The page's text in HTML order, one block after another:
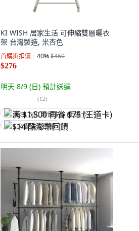
KI WISH 居家生活 可伸縮雙層曬衣
架 台灣製造, 米杏色
首購折扣價 40%$460
$276
明天 8/9 (日) 預計送達
(12)
满 $1,500 再省 $75 (王道卡)
$14 酷澎幣回饋